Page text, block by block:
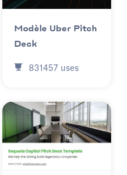
Modèle Uber Pitch
Deck
831457 uses